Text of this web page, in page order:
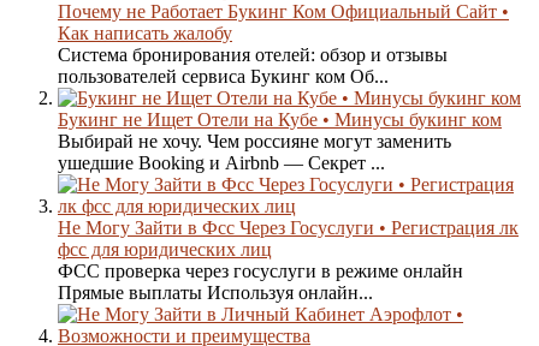
Почему не Работает Букинг Ком Официальный Сайт •
Как написать жалобу
Система бронирования отелей: обзор и отзывы
пользователей сервиса Букинг ком Об...
Букинг не Ищет Отели на Кубе • Минусы букинг ком
Выбирай не хочу. Чем россияне могут заменить
ушедшие Booking и Airbnb — Секрет ...
Не Могу Зайти в Фсс Через Госуслуги • Регистрация лк
фсс для юридических лиц
ФСС проверка через госуслуги в режиме онлайн
Прямые выплаты Используя онлайн...